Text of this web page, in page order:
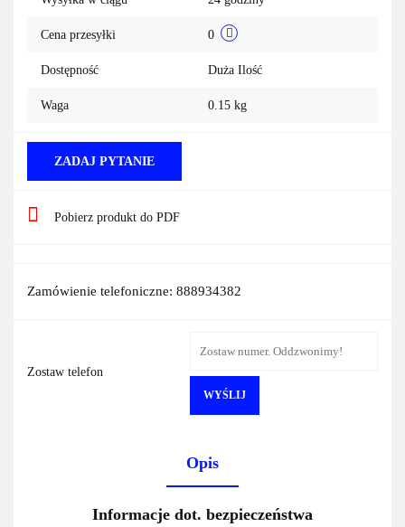
Cena przesyłki 0
Dostępność Duża Ilość
Waga 0.15 kg
ZADAJ PYTANIE
Pobierz produkt do PDF
Zamówienie telefoniczne: 888934382
Zostaw telefon
WYŚLIJ
Opis
Informacje dot. bezpieczeństwa